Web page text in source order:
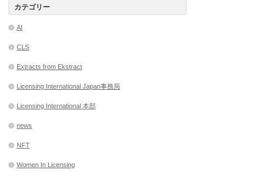
カテゴリー
AI
CLS
Extracts from Ekstract
Licensing International Japan事務局
Licensing International 本部
news
NFT
Women In Licensing